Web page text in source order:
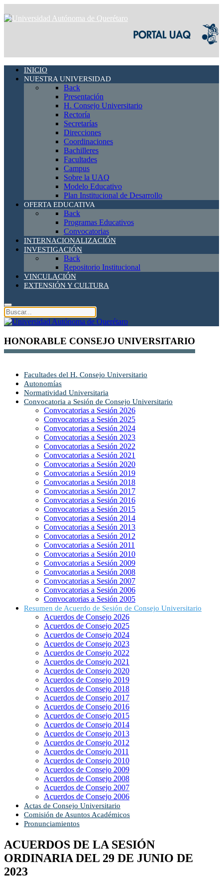
INICIO
NUESTRA UNIVERSIDAD
Back
Presentación
H. Consejo Universitario
Rectoría
Secretarías
Direcciones
Coordinaciones
Bachilleres
Facultades
Campus
Sobre la UAQ
Modelo Educativo
Plan Institucional de Desarrollo
OFERTA EDUCATIVA
Back
Programas Educativos
Convocatorias
INTERNACIONALIZACIÓN
INVESTIGACIÓN
Back
Repositorio Institucional
VINCULACIÓN
EXTENSIÓN Y CULTURA
HONORABLE CONSEJO UNIVERSITARIO
Facultades del H. Consejo Universitario
Autonomías
Normatividad Universitaria
Convocatoria a Sesión de Consejo Universitario
Convocatorias a Sesión 2026
Convocatorias a Sesión 2025
Convocatorias a Sesión 2024
Convocatorias a Sesión 2023
Convocatorias a Sesión 2022
Convocatorias a Sesión 2021
Convocatorias a Sesión 2020
Convocatorias a Sesión 2019
Convocatorias a Sesión 2018
Convocatorias a Sesión 2017
Convocatorias a Sesión 2016
Convocatorias a Sesión 2015
Convocatorias a Sesión 2014
Convocatorias a Sesión 2013
Convocatorias a Sesión 2012
Convocatorias a Sesión 2011
Convocatorias a Sesión 2010
Convocatorias a Sesión 2009
Convocatorias a Sesión 2008
Convocatorias a Sesión 2007
Convocatorias a Sesión 2006
Convocatorias a Sesión 2005
Resumen de Acuerdo de Sesión de Consejo Universitario
Acuerdos de Consejo 2026
Acuerdos de Consejo 2025
Acuerdos de Consejo 2024
Acuerdos de Consejo 2023
Acuerdos de Consejo 2022
Acuerdos de Consejo 2021
Acuerdos de Consejo 2020
Acuerdos de Consejo 2019
Acuerdos de Consejo 2018
Acuerdos de Consejo 2017
Acuerdos de Consejo 2016
Acuerdos de Consejo 2015
Acuerdos de Consejo 2014
Acuerdos de Consejo 2013
Acuerdos de Consejo 2012
Acuerdos de Consejo 2011
Acuerdos de Consejo 2010
Acuerdos de Consejo 2009
Acuerdos de Consejo 2008
Acuerdos de Consejo 2007
Acuerdos de Consejo 2006
Actas de Consejo Universitario
Comisión de Asuntos Académicos
Pronunciamientos
ACUERDOS DE LA SESIÓN
ORDINARIA DEL 29 DE JUNIO DE
2023